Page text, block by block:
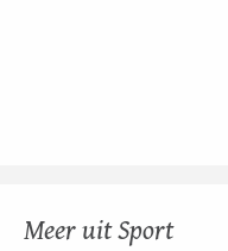
Meer uit Sport